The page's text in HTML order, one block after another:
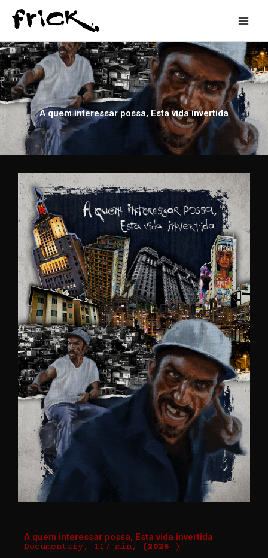
para
conteúdo
A quem interessar possa, Esta vida invertida
A quem interessar possa, Esta vida invertida
Documentary, 117 min, (2026 )